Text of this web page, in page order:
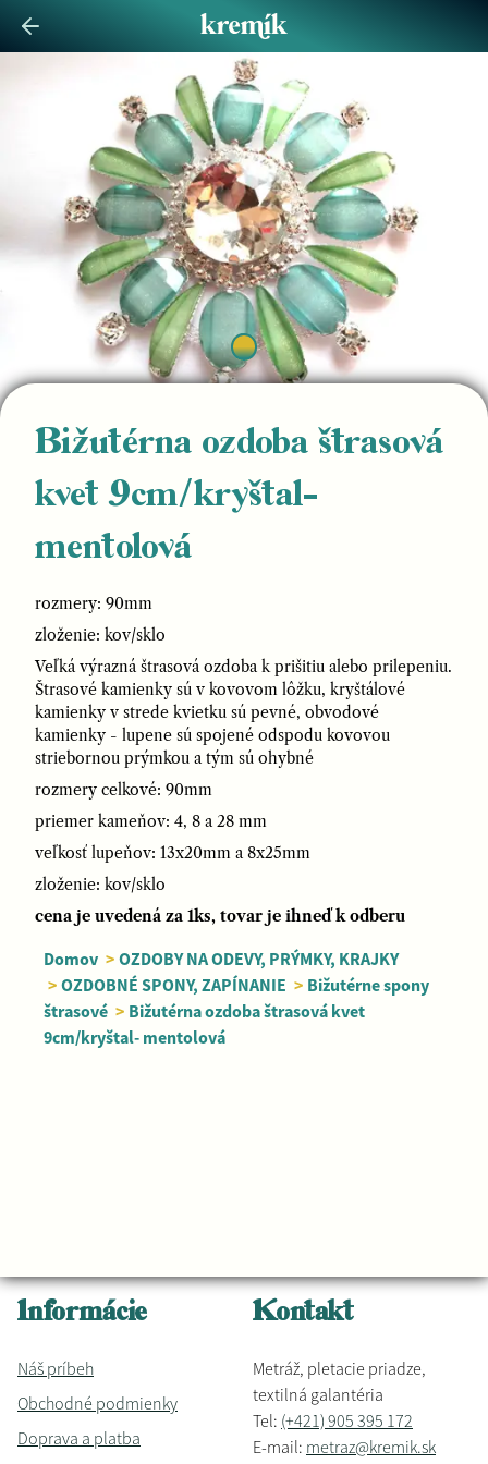
Bižutérna ozdoba štrasová
kvet 9cm/kryštal-
mentolová
rozmery: 90mm
zloženie: kov/sklo
Veľká výrazná štrasová ozdoba k prišitiu alebo prilepeniu.
Štrasové kamienky sú v kovovom lôžku, kryštálové
kamienky v strede kvietku sú pevné, obvodové
kamienky - lupene sú spojené odspodu kovovou
striebornou prýmkou a tým sú ohybné
rozmery celkové: 90mm
priemer kameňov: 4, 8 a 28 mm
veľkosť lupeňov: 13x20mm a 8x25mm
zloženie: kov/sklo
cena je uvedená za 1ks, tovar je ihneď k odberu
Domov > OZDOBY NA ODEVY, PRÝMKY, KRAJKY
> OZDOBNÉ SPONY, ZAPÍNANIE > Bižutérne spony
štrasové > Bižutérna ozdoba štrasová kvet
9cm/kryštal- mentolová
Informácie
Náš príbeh
Obchodné podmienky
Doprava a platba
Kontakt
Metráž, pletacie priadze,
textilná galantéria
Tel: (+421) 905 395 172
E-mail: metraz@kremik.sk